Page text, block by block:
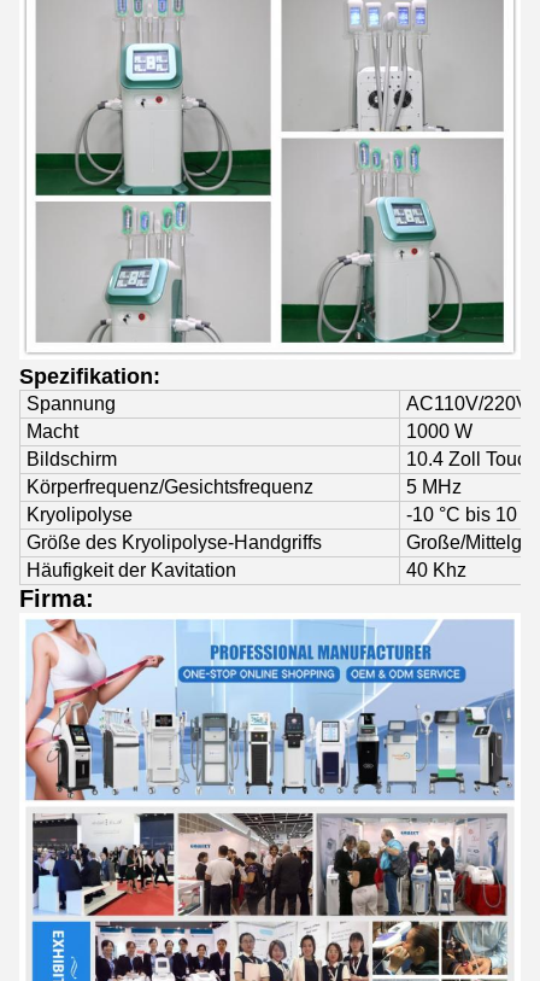
Spezifikation:
Spannung
AC110V/220V
Macht
1000 W
Bildschirm
10.4 Zoll
Körperfrequenz/Gesichtsfrequenz
5 MHz
Kryolipolyse
-10 °C bis 10
Größe des Kryolipolyse-Handgriffs
Große/
Häufigkeit der Kavitation
40 Khz
Firma: